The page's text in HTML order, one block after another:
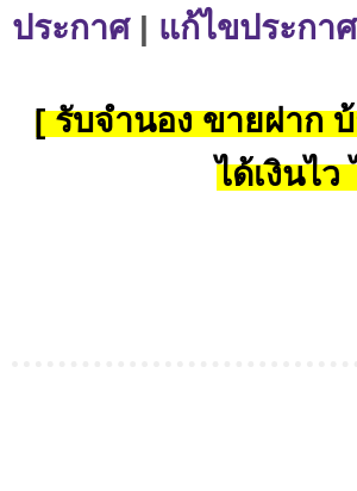
ประกาศ| แก้ไขประกาศ
[ รับจำนอง ขายฝาก
ได้เงินไ